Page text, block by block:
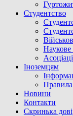
Студентство
Іноземцям
Новини
Контакти
Скринька